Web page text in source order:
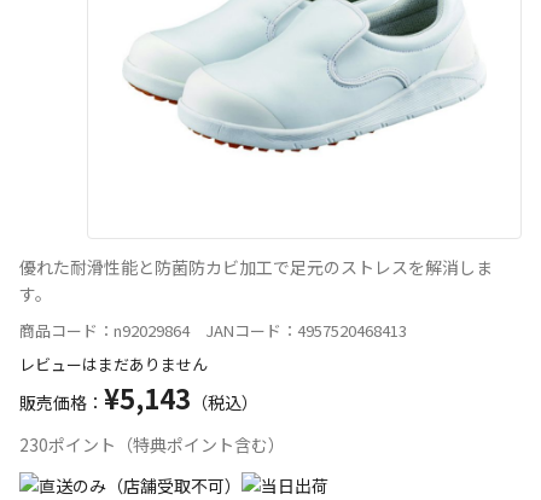
優れた耐滑性能と防菌防カビ加工で足元のストレスを解消しま
す。
商品コード：n92029864 JANコード：4957520468413
レビューはまだありません
販売価格： ¥5,143 （税込）
230ポイント（特典ポイント含む）